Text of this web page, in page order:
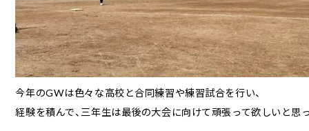
今年のGWは色々な高校と合同練習や練習試合を行い、
経験を積んで、三年生は最後の大会に向けて頑張って欲しいと思